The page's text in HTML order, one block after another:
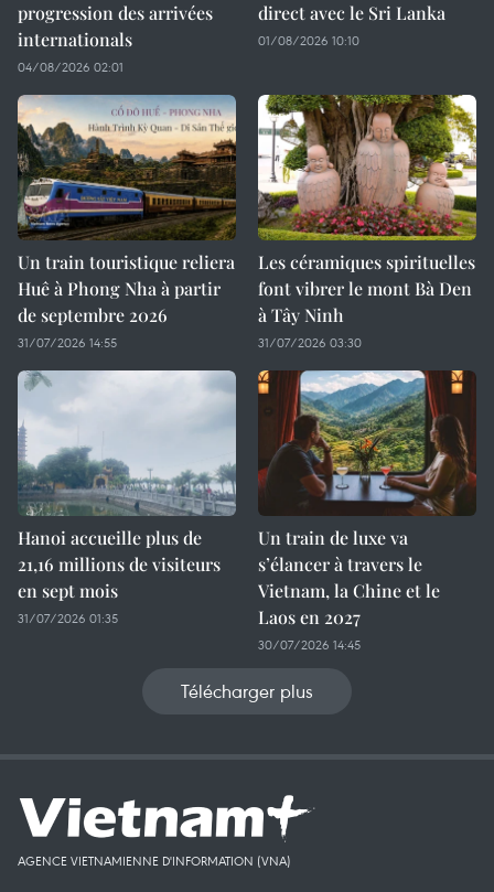
progression des arrivées
internationals
04/08/2026 02:01
direct avec le Sri Lanka
01/08/2026 10:10
Un train touristique reliera
Huê à Phong Nha à partir
de septembre 2026
31/07/2026 14:55
Les céramiques spirituelles
font vibrer le mont Bà Den
à Tây Ninh
31/07/2026 03:30
Hanoi accueille plus de
21,16 millions de visiteurs
en sept mois ​
31/07/2026 01:35
Un train de luxe va
s’élancer à travers le
Vietnam, la Chine et le
Laos en 2027
30/07/2026 14:45
Télécharger plus
AGENCE VIETNAMIENNE D'INFORMATION (VNA)